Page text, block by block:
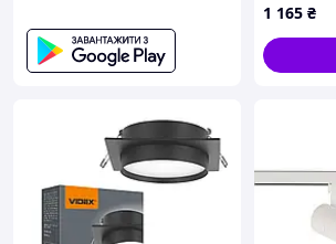
1 165 ₴